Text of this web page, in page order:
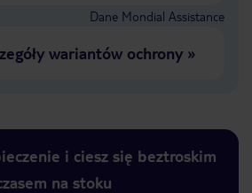
Dane Mondial Assistance
wariantów ochrony»
i ciesz się beztroskim
na stoku